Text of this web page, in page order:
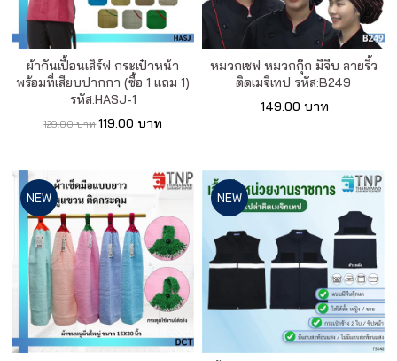
ผ้ากันเปื้อนเสิร์ฟ กระเป๋าหน้า
พร้อมที่เสียบปากกา (ซื้อ 1 แถม 1)
รหัส:HASJ-1
129.00 บาท 119.00 บาท
หมวกเชฟ หมวกกุ๊ก มีจีบ ลายริ้ว
ติดเมจิเทป รหัส:B249
149.00 บาท
NEW NEW